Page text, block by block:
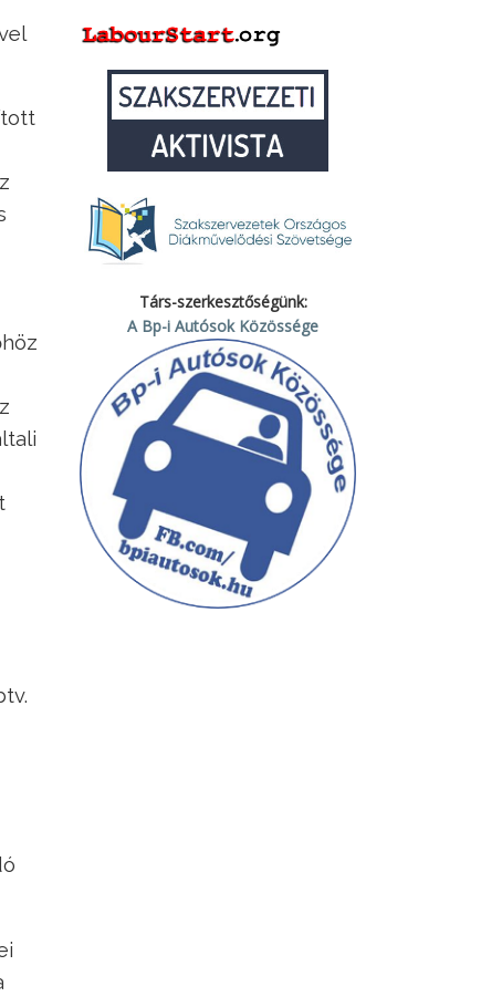
Társ-szerkesztőségünk:
A Bp-i Autósok Közössége